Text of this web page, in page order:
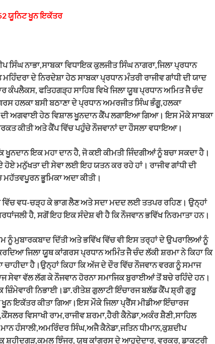
ਯੂਨਿਟ ਖੂਨ ਇਕੱਤਰ
ਨਾਭਾ,ਸਾਬਕਾ ਵਿਧਾਇਕ ਕੁਲਜੀਤ ਸਿੰਘ ਨਾਗਰਾ,ਜਿਲਾ ਪ੍ਰਧਾਨ
ਦੇ ਨਿਰਦੇਸ਼ਾ ਹੇਠ ਸਾਬਕਾ ਪ੍ਰਧਾਨ ਮੰਤਰੀ ਰਾਜੀਵ ਗਾਂਧੀ ਦੀ ਯਾਦ
ਕੰਪਲੈਕਸ, ਫਤਿਹਗੜ੍ਹ ਸਾਹਿਬ ਵਿਖੇ ਜਿਲਾ ਯੂਥ ਪ੍ਰਧਾਨ ਅਮਿਤ ਜੈ ਚੰਦ
ਹਲਕਾ ਬਸੀ ਬਠਾਣਾ ਦੇ ਪ੍ਰਧਾਨ ਅਮਰਜੀਤ ਸਿੰਘ ਭੰਗੂ,ਹਲਕਾ
ਦੀ ਅਗਵਾਈ ਹੇਠ ਵਿਸ਼ਾਲ ਖੂਨਦਾਨ ਕੈਂਪ ਲਗਾਇਆ ਗਿਆ। ਇਸ ਮੌਕੇ ਸਾਬਕਾ
ਕੀਤੀ ਅਤੇ ਕੈਂਪ ਵਿੱਚ ਪਹੁੰਚੇ ਨੌਜਵਾਨਾਂ ਦਾ ਹੌਸਲਾ ਵਧਾਇਆ।
ਖੂਨਦਾਨ ਇਕ ਮਹਾ ਦਾਨ ਹੈ, ਜੋ ਕਈ ਕੀਮਤੀ ਜਿੰਦਗੀਆਂ ਨੂੰ ਬਚਾ ਸਕਦਾ ਹੈ।
ਹੋਏ ਮਨੁੱਖਤਾ ਦੀ ਸੇਵਾ ਲਈ ਇਹ ਯਤਨ ਕਰ ਰਹੇ ਹਾਂ। ਰਾਜੀਵ ਗਾਂਧੀ ਦੀ
ਭੂਮਿਕਾ ਅਦਾ ਕੀਤੀ।
ਵਿੱਚ ਵਧ-ਚੜ੍ਹ ਕੇ ਭਾਗ ਲੈਣ ਅਤੇ ਸਦਾ ਮਦਦ ਲਈ ਤਤਪਰ ਰਹਿਣ। ਉਨ੍ਹਾਂ
ਹੈ, ਸਗੋਂ ਇਹ ਇਕ ਸੰਦੇਸ਼ ਵੀ ਹੈ ਕਿ ਨੌਜਵਾਨ ਭਵਿੱਖ ਨਿਰਮਾਤਾ ਹਨ।
ਨੂੰ ਮੁਬਾਰਕਬਾਦ ਦਿੱਤੀ ਅਤੇ ਭਵਿੱਖ ਵਿੱਚ ਵੀ ਇਸ ਤਰ੍ਹਾਂ ਦੇ ਉਪਰਾਲਿਆਂ ਨੂੰ
ਜਿਲਾ ਯੂਥ ਕਾਂਗਰਸ ਪ੍ਰਧਾਨ ਅਮਿੰਤ ਜੈ ਚੰਦ ਲੱਕੀ ਸ਼ਰਮਾ ਨੇ ਕਿਹਾ ਕਿ
ਹੈ।ਉਨ੍ਹਾਂ ਕਿਹਾ ਕਿ ਅੱਜ ਦੇ ਦੌਰ ਵਿੱਚ ਨੌਜਵਾਨ ਵਰਗ ਨੂੰ ਸਮਾਜ
ਸੇਵਾ ਵੱਲ ਲੱਗ ਕੇ ਨੌਜਵਾਨ ਹੋਰਨਾ ਸਮਾਜਿਕ ਬੁਰਾਈਆਂ ਤੋਂ ਬਚੇ ਰਹਿੰਦੇ ਹਨ।
ਨਿਭਾਈ।ਡਾ.ਰੀਤੇਸ਼ ਗੁਲਾਟੀ ਇੰਚਾਰਜ ਬਲੱਡ ਕੈਂਪ ਸ਼੍ਰੀ ਗੁਰੂ
ਖੂਨ ਇਕੱਤਰ ਕੀਤਾ ਗਿਆ।ਇਸ ਮੌਕੇ ਜਿਲਾ ਪ੍ਰੈਂਸ ਮੀਡੀਆ ਇੰਚਾਰਜ
ਵਿਸਾਖੀ ਰਾਮ,ਰਾਜੀਵ ਸ਼ਰਮਾ,ਹੈਰੀ ਕੈਨੇਡਾ,ਅਕੰਰ ਸ਼ੈਣੀ,ਸਾਹਿਲ
ਹੰਸਾਲੀ,ਅਮਰਿੰਦਰ ਸਿੰਘ,ਅਜੈ ਕੈਨੇਡਾ,ਜਤਿਨ ਧੀਮਾਨ,ਕੁਸ਼ਦੀਪ
ਸ਼ਹੀਦਗੜ,ਕਮਲ ਝਿੰਜਰ, ਯੂਥ ਕਾਂਗਰਸ ਦੇ ਆਹੁਦੇਦਾਰ, ਵਰਕਰ, ਡਾਕਟਰੀ